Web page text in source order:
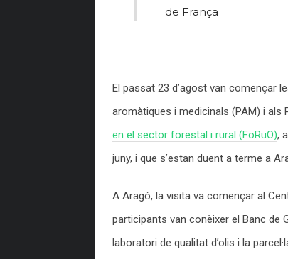
de França
El passat 23 d’agost van començar
aromàtiques i medicinals (PAM) i als
en el sector forestal i rural (FoRuO),
juny, i que s’estan duent a terme a
A Aragó, la visita va començar al
participants van conèixer el Banc de
laboratori de qualitat d’olis i la